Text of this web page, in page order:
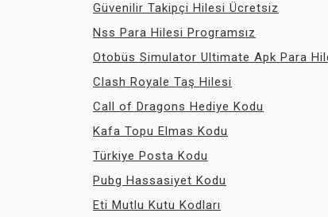
Güvenilir Takipçi Hilesi Ücretsiz
Nss Para Hilesi Programsız
Otobüs Simulator Ultimate Apk Para
Clash Royale Taş Hilesi
Call of Dragons Hediye Kodu
Kafa Topu Elmas Kodu
Türkiye Posta Kodu
Pubg Hassasiyet Kodu
Eti Mutlu Kutu Kodları